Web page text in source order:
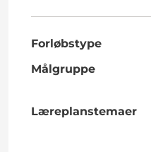
Forløbstype
Målgruppe
Læreplanstemaer